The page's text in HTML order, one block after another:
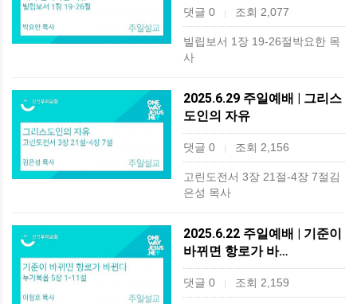
댓글 0 | 조회 2,077
빌립보서 1장 19-26절박요한 목
사
2025.6.29 주일예배 | 그리스
도인의 자유
댓글 0 | 조회 2,156
고린도전서 3장 21절-4장 7절김
은성 목사
2025.6.22 주일예배 | 기준이
바뀌면 항로가 바…
댓글 0 | 조회 2,159